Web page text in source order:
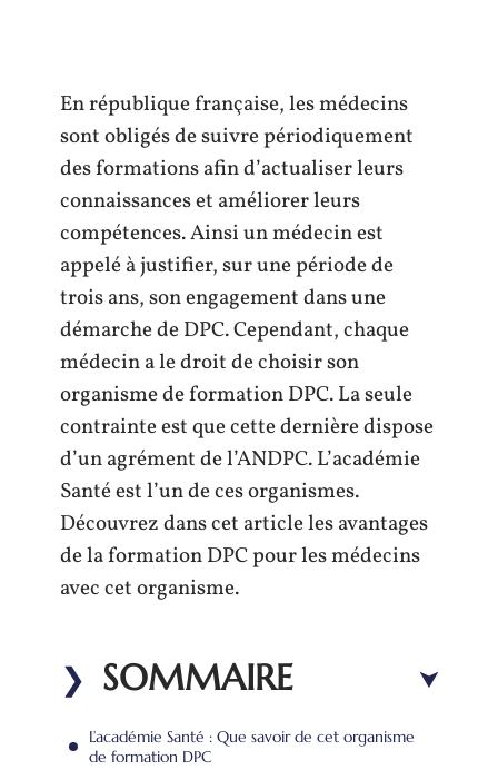
En république française, les médecins
sont obligés de suivre périodiquement
des formations afin d’actualiser leurs
connaissances et améliorer leurs
compétences. Ainsi un médecin est
appelé à justifier, sur une période de
trois ans, son engagement dans une
démarche de DPC. Cependant, chaque
médecin a le droit de choisir son
organisme de formation DPC. La seule
contrainte est que cette dernière dispose
d’un agrément de l’ANDPC. L’académie
Santé est l’un de ces organismes.
Découvrez dans cet article les avantages
de la formation DPC pour les médecins
avec cet organisme.
SOMMAIRE
L’académie Santé : Que savoir de cet organisme
de formation DPC